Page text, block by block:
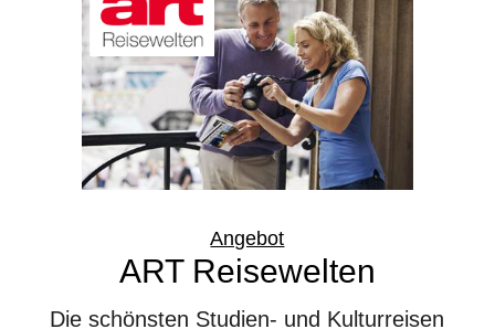
Angebot
ART Reisewelten
Die schönsten Studien- und Kulturreisen